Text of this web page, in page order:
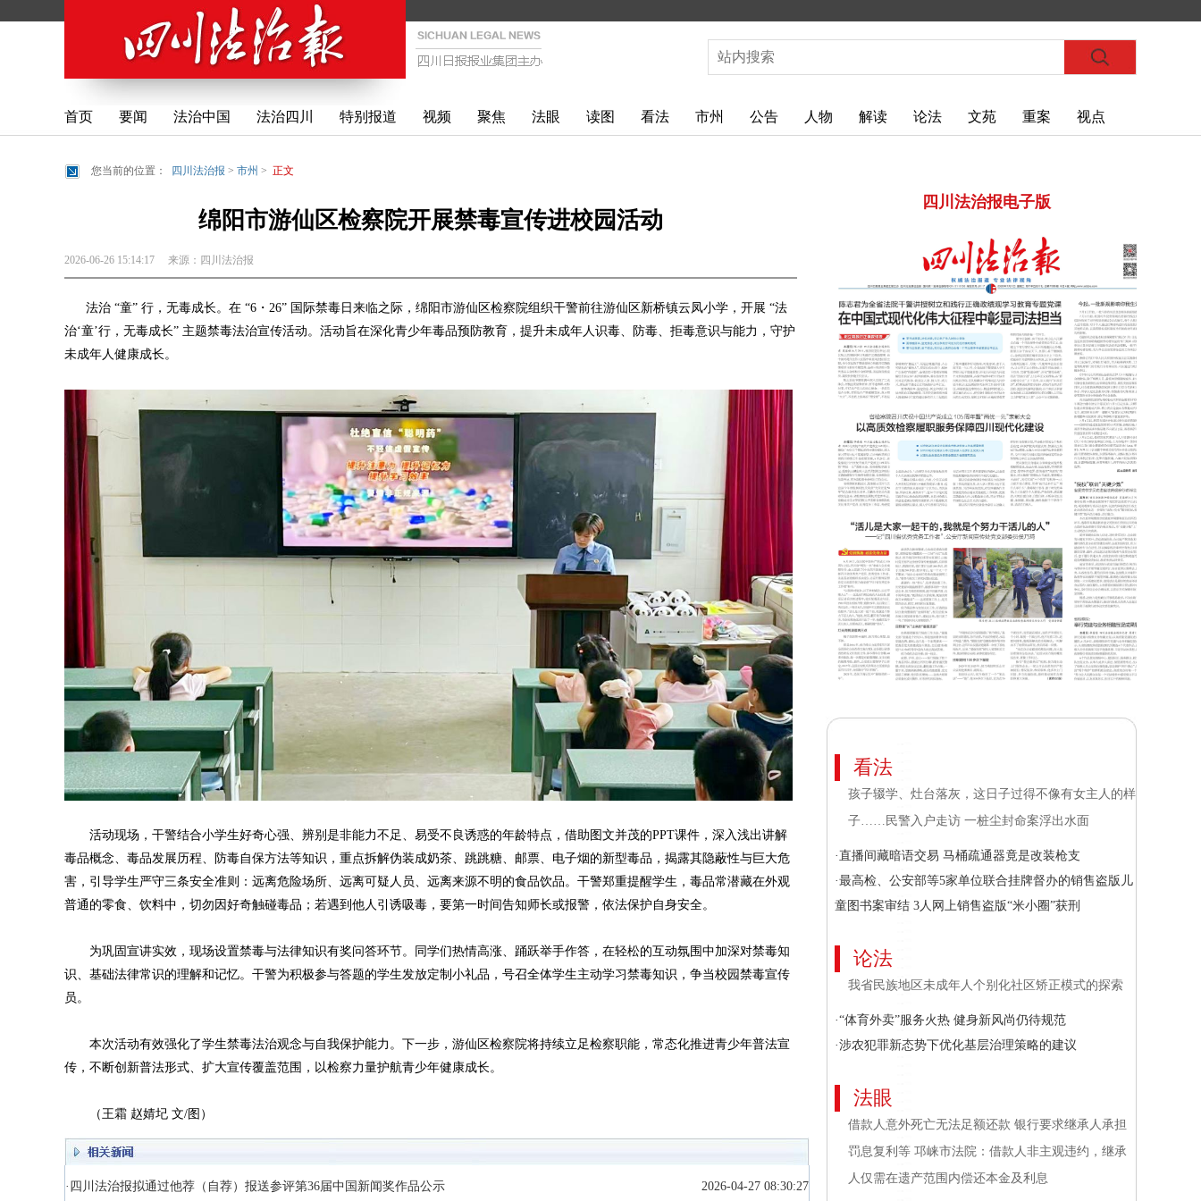
首页 要闻 法治中国 法治四川 特别报道 视频 聚焦 法眼 读图 看法 市州 公告 人物 解读 论法 文苑 重案 视点
您当前的位置： 四川法治报 > 市州 > 正文
绵阳市游仙区检察院开展禁毒宣传进校园活动
2026-06-26 15:14:17 来源： 四川法治报
法治 “童” 行，无毒成长。在 “6・26” 国际禁毒日来临之际，绵阳市游仙区检察院组织干警前往游仙区新桥镇云凤小学，开展 “法
治‘童’行，无毒成长” 主题禁毒法治宣传活动。活动旨在深化青少年毒品预防教育，提升未成年人识毒、防毒、拒毒意识与能力，守护
未成年人健康成长。
活动现场，干警结合小学生好奇心强、辨别是非能力不足、易受不良诱惑的年龄特点，借助图文并茂的PPT课件，深入浅出讲解
毒品概念、毒品发展历程、防毒自保方法等知识，重点拆解伪装成奶茶、跳跳糖、邮票、电子烟的新型毒品，揭露其隐蔽性与巨大危
害，引导学生严守三条安全准则：远离危险场所、远离可疑人员、远离来源不明的食品饮品。干警郑重提醒学生，毒品常潜藏在外观
普通的零食、饮料中，切勿因好奇触碰毒品；若遇到他人引诱吸毒，要第一时间告知师长或报警，依法保护自身安全。
为巩固宣讲实效，现场设置禁毒与法律知识有奖问答环节。同学们热情高涨、踊跃举手作答，在轻松的互动氛围中加深对禁毒知
识、基础法律常识的理解和记忆。干警为积极参与答题的学生发放定制小礼品，号召全体学生主动学习禁毒知识，争当校园禁毒宣传
员。
本次活动有效强化了学生禁毒法治观念与自我保护能力。下一步，游仙区检察院将持续立足检察职能，常态化推进青少年普法宣
传，不断创新普法形式、扩大宣传覆盖范围，以检察力量护航青少年健康成长。
（王霜 赵婧圮 文/图）
·四川法治报拟通过他荐（自荐）报送参评第36届中国新闻奖作品公示 2026-04-27 08:30:27
四川法治报电子版
看法
孩子辍学、灶台落灰，这日子过得不像有女主人的样
子……民警入户走访 一桩尘封命案浮出水面
·直播间藏暗语交易 马桶疏通器竟是改装枪支
·最高检、公安部等5家单位联合挂牌督办的销售盗版儿
童图书案审结 3人网上销售盗版“米小圈”获刑
论法
我省民族地区未成年人个别化社区矫正模式的探索
·“体育外卖”服务火热 健身新风尚仍待规范
·涉农犯罪新态势下优化基层治理策略的建议
法眼
借款人意外死亡无法足额还款 银行要求继承人承担
罚息复利等 邛崃市法院：借款人非主观违约，继承
人仅需在遗产范围内偿还本金及利息